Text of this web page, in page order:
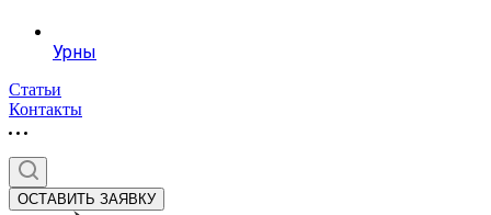
Урны
Статьи
Контакты
ОСТАВИТЬ ЗАЯВКУ